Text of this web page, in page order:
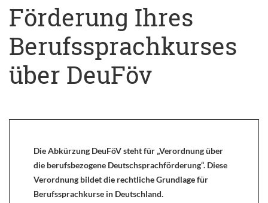
Förderung Ihres
Berufssprachkurses
über DeuFöv
Die Abkürzung DeuFöV steht für „Verordnung über
die berufsbezogene Deutschsprachförderung“. Diese
Verordnung bildet die rechtliche Grundlage für
Berufssprachkurse in Deutschland.